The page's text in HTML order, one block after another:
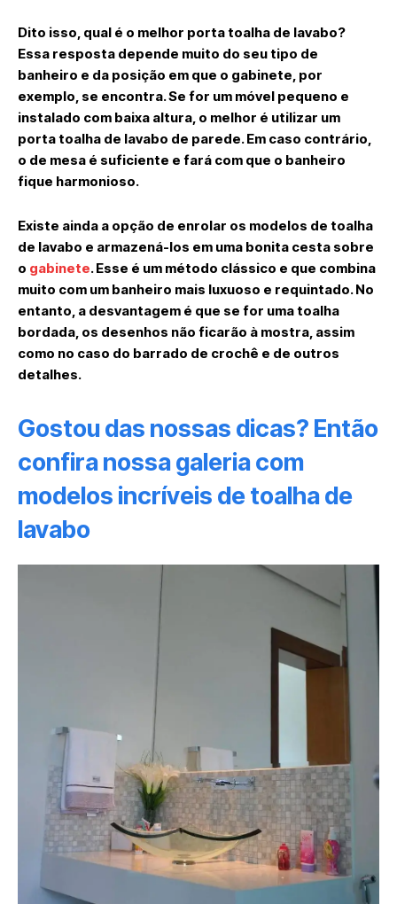
Dito isso, qual é o melhor porta toalha de lavabo?
Essa resposta depende muito do seu tipo de
banheiro e da posição em que o gabinete, por
exemplo, se encontra. Se for um móvel pequeno e
instalado com baixa altura, o melhor é utilizar um
porta toalha de lavabo de parede. Em caso contrário,
o de mesa é suficiente e fará com que o banheiro
fique harmonioso.
Existe ainda a opção de enrolar os modelos de toalha
de lavabo e armazená-los em uma bonita cesta sobre
o gabinete. Esse é um método clássico e que combina
muito com um banheiro mais luxuoso e requintado. No
entanto, a desvantagem é que se for uma toalha
bordada, os desenhos não ficarão à mostra, assim
como no caso do barrado de crochê e de outros
detalhes.
Gostou das nossas dicas? Então
confira nossa galeria com
modelos incríveis de toalha de
lavabo